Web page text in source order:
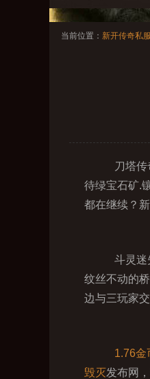
当前位置： 新开传奇私服
刀塔传
待绿宝石矿.
都在继续？
斗灵迷
纹丝不动的
边与三玩家
1.76金
毁灭发布网